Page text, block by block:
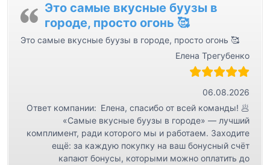
Это самые вкусные буузы в
городе, просто огонь 🥰
Это самые вкусные буузы в городе, просто огонь 🥰
Елена Трегубенко
06.08.2026
Ответ компании: Елена, спасибо от всей команды! 🥟
«Самые вкусные буузы в городе» — лучший
комплимент, ради которого мы и работаем. Заходите
ещё: за каждую покупку на ваш бонусный счёт
капают бонусы, которыми можно оплатить до